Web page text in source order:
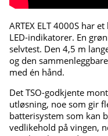
ARTEX ELT 4000S har
LED-indikatorer. En
selvtest. Den 4,5 m
og den
med én hånd.
Det TSO-godkjente
utløsning, noe som gir
batterisystem som kan
vedlikehold på vingen,